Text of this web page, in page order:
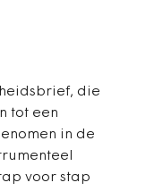
die
tot een
in de
voor stap